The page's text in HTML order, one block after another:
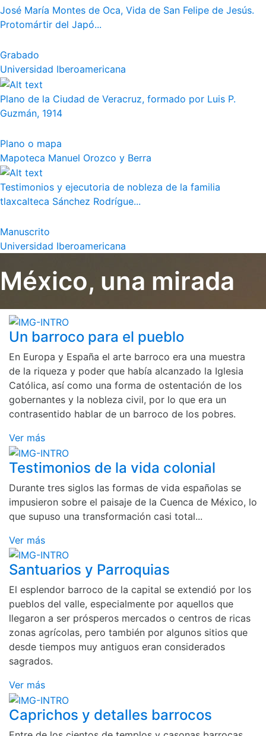
José María Montes de Oca, Vida de San Felipe de Jesús.
Protomártir del Japó...
Grabado
Universidad Iberoamericana
Plano de la Ciudad de Veracruz, formado por Luis P.
Guzmán, 1914
Plano o mapa
Mapoteca Manuel Orozco y Berra
Testimonios y ejecutoria de nobleza de la familia
tlaxcalteca Sánchez Rodrígue...
Manuscrito
Universidad Iberoamericana
México, una mirada
Un barroco para el pueblo
En Europa y España el arte barroco era una muestra
de la riqueza y poder que había alcanzado la Iglesia
Católica, así como una forma de ostentación de los
gobernantes y la nobleza civil, por lo que era un
contrasentido hablar de un barroco de los pobres.
Ver más
Testimonios de la vida colonial
Durante tres siglos las formas de vida españolas se
impusieron sobre el paisaje de la Cuenca de México, lo
que supuso una transformación casi total...
Ver más
Santuarios y Parroquias
El esplendor barroco de la capital se extendió por los
pueblos del valle, especialmente por aquellos que
llegaron a ser prósperos mercados o centros de ricas
zonas agrícolas, pero también por algunos sitios que
desde tiempos muy antiguos eran considerados
sagrados.
Ver más
Caprichos y detalles barrocos